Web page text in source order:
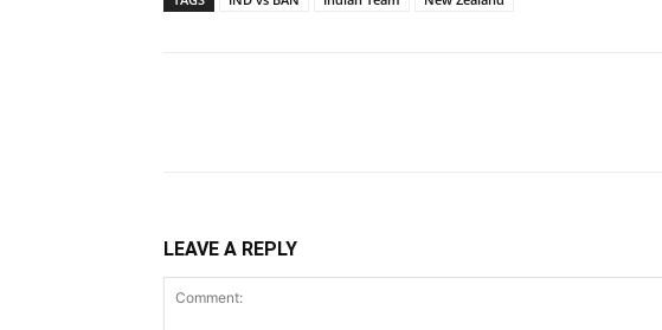
LEAVE A REPLY